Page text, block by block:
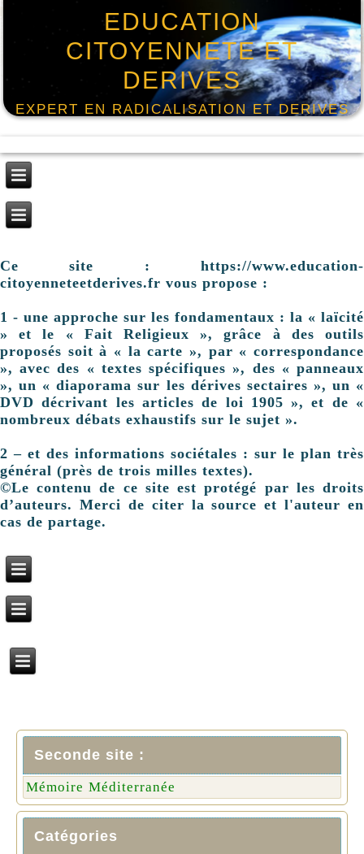
EDUCATION
CITOYENNETE ET
DERIVES
EXPERT EN RADICALISATION ET DERIVES
Ce site : https://www.education-
citoyenneteetderives.fr vous propose :
1 - une approche sur les fondamentaux : la « laïcité
» et le « Fait Religieux », grâce à des outils
proposés soit à « la carte », par « correspondance
», avec des « textes spécifiques », des « panneaux
», un « diaporama sur les dérives sectaires », un «
DVD décrivant les articles de loi 1905 », et de «
nombreux débats exhaustifs sur le sujet ».
2 – et des informations sociétales : sur le plan très
général (près de trois milles textes).
©Le contenu de ce site est protégé par les droits
d’auteurs. Merci de citer la source et l'auteur en
cas de partage.
Seconde site :
Mémoire Méditerranée
Catégories